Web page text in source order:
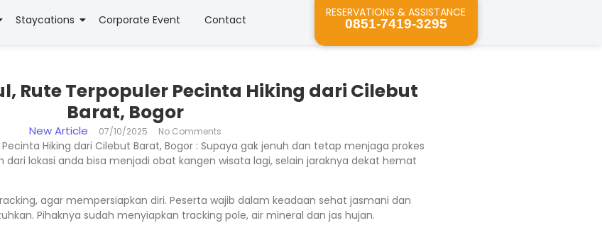
Staycations Corporate Event Contact
RESERVATIONS & ASSISTANCE
0851-7419-3295
Rute Terpopuler Pecinta Hiking dari Cilebut
Barat, Bogor
New Article 07/10/2025 No Comments
Hiking dari Cilebut Barat, Bogor : Supaya gak jenuh dan tetap menjaga prokes
dari lokasi anda bisa menjadi obat kangen wisata lagi, selain jaraknya dekat hemat
agar mempersiapkan diri. Peserta wajib dalam keadaan sehat jasmani dan
Pihaknya sudah menyiapkan tracking pole, air mineral dan jas hujan.